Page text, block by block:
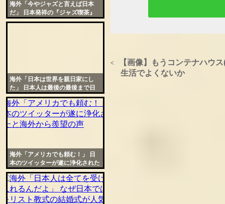
【画像】もうコンテナハウ
生活でよくないか
海外「今やジャズと言えば日本
だ」 日本発祥の『ジャズ喫茶』
が欧米で一大ブームに
海外「日本は世界を親日家にし
た」 日本人は最後の最後まで日
本人だったと世界的な話題に
海外「アメリカでも頼む！」 日
本のツイッターが遂に浄化された
と海外から羨望の声